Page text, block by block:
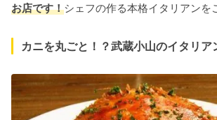
お店です！シェフの作る本格イタリアンを
カニを丸ごと！？武蔵小山のイタリア